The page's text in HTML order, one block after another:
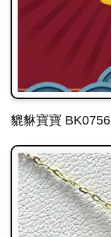
貔貅寶寶 BK0756